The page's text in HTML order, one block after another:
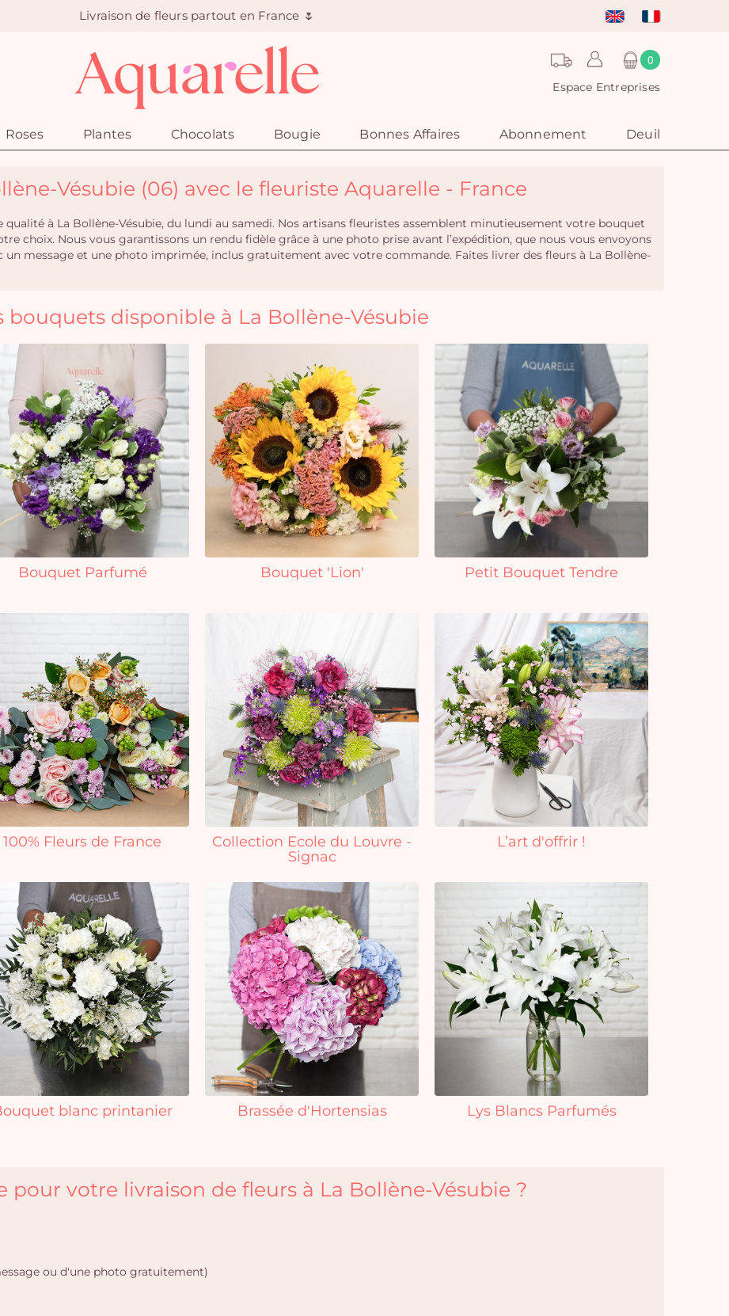
Livraison de fleurs partout en France 🌷
0
Espace Entreprises
Roses Plantes Chocolats Bougie Bonnes Affaires Abonnement Deuil
Vésubie (06) avec le fleuriste Aquarelle - France
qualité à La Bollène-Vésubie, du lundi au samedi. Nos artisans fleuristes assemblent minutieusement votre bouquet
choix. Nous vous garantissons un rendu fidèle grâce à une photo prise avant l’expédition, que nous vous envoyons
un message et une photo imprimée, inclus gratuitement avec votre commande. Faites livrer des fleurs à La Bollène-
bouquets disponible à La Bollène-Vésubie
Bouquet Parfumé Bouquet 'Lion' Petit Bouquet Tendre
100% Fleurs de France
Collection Ecole du Louvre -
Signac
L’art d'offrir !
blanc printanier Brassée d'Hortensias Lys Blancs Parfumés
votre livraison de fleurs à La Bollène-Vésubie ?
ou d'une photo gratuitement)